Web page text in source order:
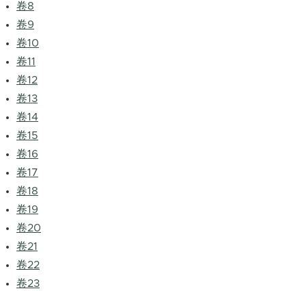
卷8
卷9
卷10
卷11
卷12
卷13
卷14
卷15
卷16
卷17
卷18
卷19
卷20
卷21
卷22
卷23